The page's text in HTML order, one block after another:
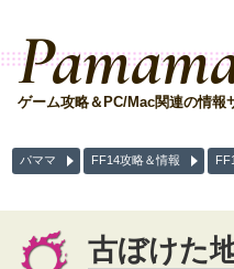
ゲーム攻略＆PC/Mac関連の情報
パママ FF14攻略＆情報
古ぼけた